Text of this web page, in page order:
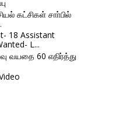
கட்சிகள் சாா்பில்
18 Assistant
L...
வயதை 60 எதிர்த்து